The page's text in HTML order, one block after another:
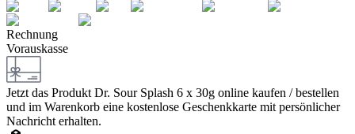
Rechnung
Vorauskasse
Jetzt das Produkt Dr. Sour Splash 6 x 30g online kaufen / bestellen
und im Warenkorb eine kostenlose Geschenkkarte mit persönlicher
Nachricht erhalten.